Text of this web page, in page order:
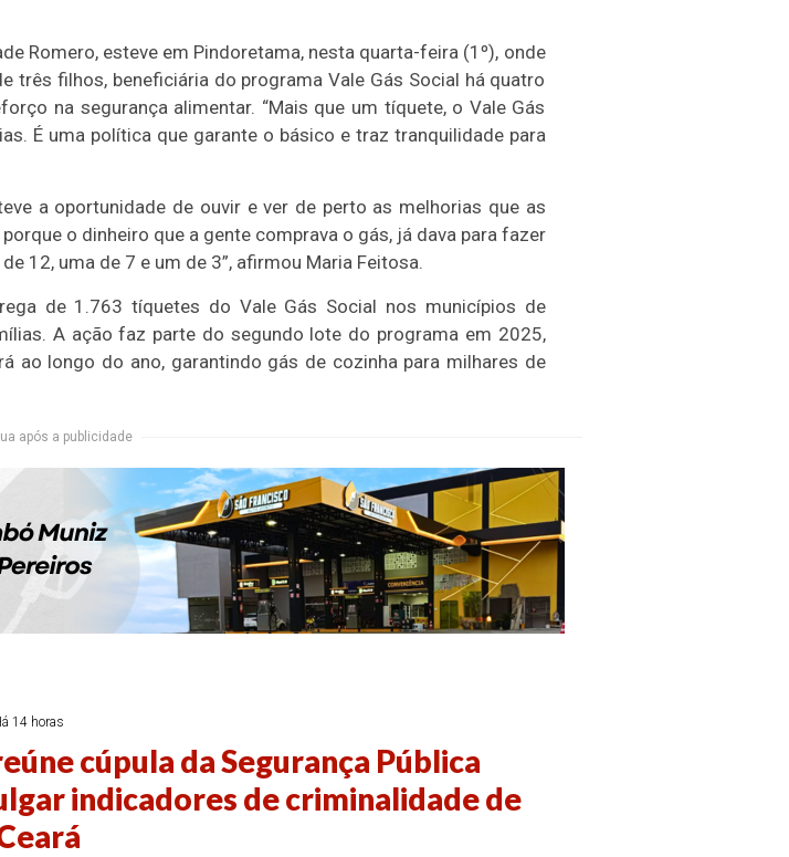
Romero, esteve em Pindoretama, nesta quarta-feira (1º), onde
três filhos, beneficiária do programa Vale Gás Social há quatro
na segurança alimentar. “Mais que um tíquete, o Vale Gás
É uma política que garante o básico e traz tranquilidade para
a oportunidade de ouvir e ver de perto as melhorias que as
o dinheiro que a gente comprava o gás, já dava para fazer
12, uma de 7 e um de 3”, afirmou Maria Feitosa.
de 1.763 tíquetes do Vale Gás Social nos municípios de
A ação faz parte do segundo lote do programa em 2025,
ao longo do ano, garantindo gás de cozinha para milhares de
após a publicidade
14 horas
cúpula da Segurança Pública
indicadores de criminalidade de